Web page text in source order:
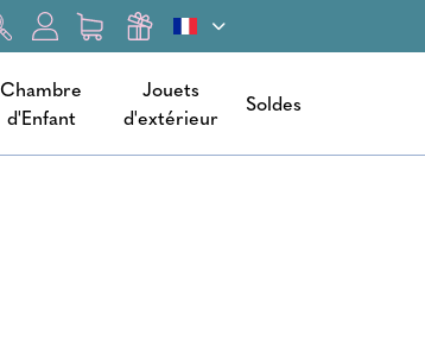
Chambre
d'Enfant
Jouets
d'extérieur
Soldes